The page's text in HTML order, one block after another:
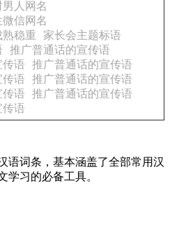
人网名
信网名
稳重
家长会主题标语
推广普通话的宣传语
传语
推广普通话的宣传语
传语
推广普通话的宣传语
传语
推广普通话的宣传语
传语
语词条，基本涵盖了全部常用汉
学习的必备工具。